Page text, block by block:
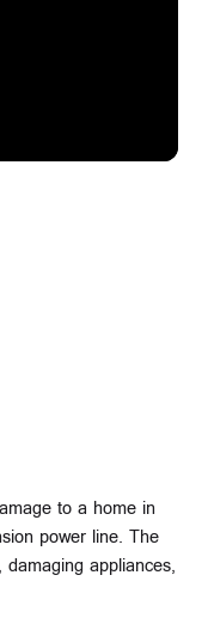
to a home in
power line. The
appliances,